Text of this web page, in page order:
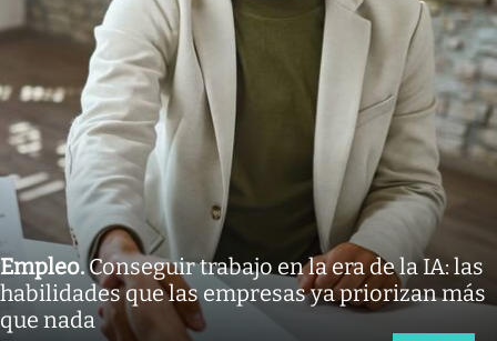
Empleo.Conseguir trabajo en la era de la IA: las
habilidades que las empresas ya priorizan más
que nada